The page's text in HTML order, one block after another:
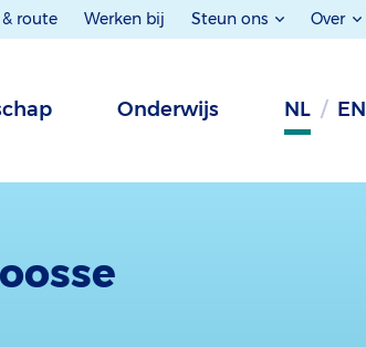
route Werken bij Steun ons Over
Onderwijs NL EN